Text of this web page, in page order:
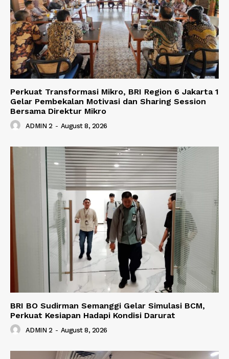
Perkuat Transformasi Mikro, BRI Region 6 Jakarta 1
Gelar Pembekalan Motivasi dan Sharing Session
Bersama Direktur Mikro
ADMIN 2 - August 8, 2026
BRI BO Sudirman Semanggi Gelar Simulasi BCM,
Perkuat Kesiapan Hadapi Kondisi Darurat
ADMIN 2 - August 8, 2026